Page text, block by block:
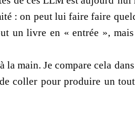
: on peut lui faire faire
un livre en « entrée », mais
la main. Je compare cela
coller pour produire un